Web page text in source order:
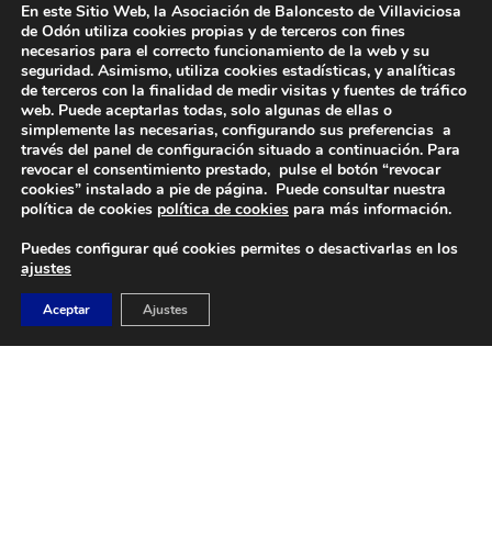
DIRECCIÓN
Camino de Sacedón 15
28670
abvo@baloncestoabvo.com
En este Sitio Web, la Asociación de Baloncesto de Villaviciosa
de Odón utiliza cookies propias y de terceros con fines
necesarios para el correcto funcionamiento de la web y su
seguridad. Asimismo, utiliza cookies estadísticas, y analíticas
de terceros con la finalidad de medir visitas y fuentes de tráfico
web. Puede aceptarlas todas, solo algunas de ellas o
simplemente las necesarias, configurando sus preferencias a
través del panel de configuración situado a continuación. Para
revocar el consentimiento prestado, pulse el botón “revocar
cookies” instalado a pie de página. Puede consultar nuestra
política de cookies política de cookies para más información.
Puedes configurar qué cookies permites o desactivarlas en los
ajustes
Aceptar Ajustes